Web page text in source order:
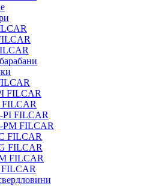
FILCAR
PI FILCAR
PM FILCAR
FILCAR
FILCAR
FILCAR